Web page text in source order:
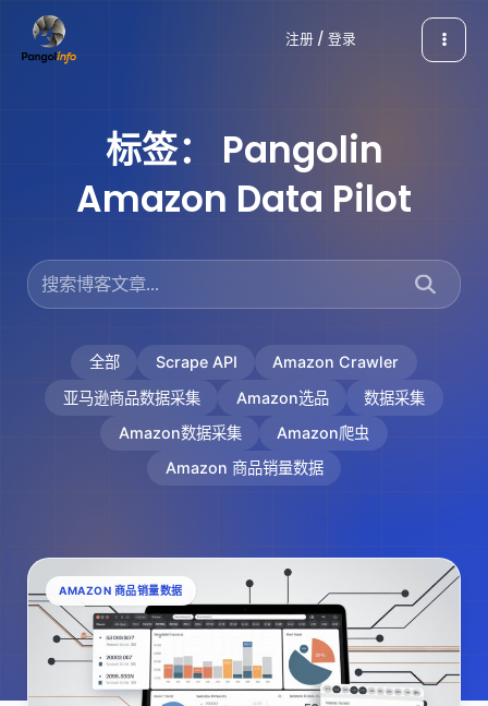
注册 / 登录
标签： Pangolin
Amazon Data Pilot
全部 Scrape API
Amazon Crawler
亚马逊商品数据采集
Amazon选品
数据采集
Amazon数据采集
Amazon爬虫
Amazon 商品销量数据
AMAZON 商品销量数据